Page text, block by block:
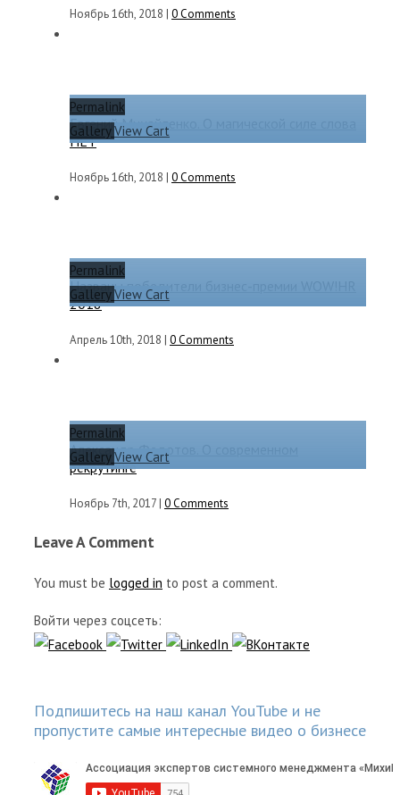
Ноябрь 16th, 2018 | 0 Comments
Permalink
GalleryView Cart
Евгений Михайленко. О магической силе слова
НЕТ
Ноябрь 16th, 2018 | 0 Comments
Permalink
GalleryView Cart
Названы победители бизнес-премии WOW!HR
2018
Апрель 10th, 2018 | 0 Comments
Permalink
GalleryView Cart
Александр Федотов. О современном
рекрутинге
Ноябрь 7th, 2017 | 0 Comments
Leave A Comment
You must be logged in to post a comment.
Войти через соцсеть:
Подпишитесь на наш канал YouTube и не
пропустите самые интересные видео о бизнесе